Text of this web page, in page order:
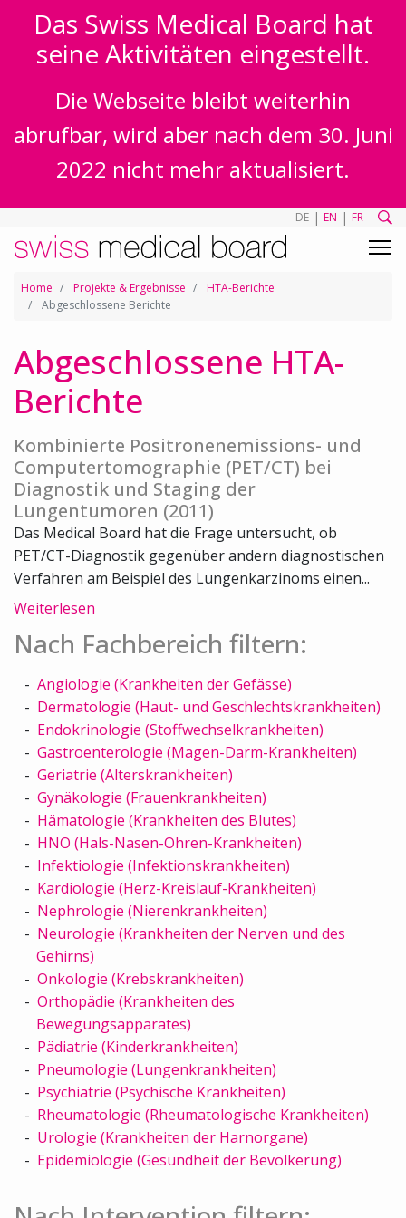
Das Swiss Medical Board hat
seine Aktivitäten eingestellt.
Die Webseite bleibt weiterhin
abrufbar, wird aber nach dem 30. Juni
2022 nicht mehr aktualisiert.
DE | EN | FR
Home Projekte & Ergebnisse
HTA-Berichte
Abgeschlossene Berichte
Abgeschlossene HTA-
Berichte
Kombinierte Positronenemissions- und
Computertomographie (PET/CT) bei
Diagnostik und Staging der
Lungentumoren (2011)
Das Medical Board hat die Frage untersucht, ob
PET/CT-Diagnostik gegenüber andern diagnostischen
Verfahren am Beispiel des Lungenkarzinoms einen...
Weiterlesen
Nach Fachbereich filtern:
Angiologie (Krankheiten der Gefässe)
Dermatologie (Haut- und Geschlechtskrankheiten)
Endokrinologie (Stoffwechselkrankheiten)
Gastroenterologie (Magen-Darm-Krankheiten)
Geriatrie (Alterskrankheiten)
Gynäkologie (Frauenkrankheiten)
Hämatologie (Krankheiten des Blutes)
HNO (Hals-Nasen-Ohren-Krankheiten)
Infektiologie (Infektionskrankheiten)
Kardiologie (Herz-Kreislauf-Krankheiten)
Nephrologie (Nierenkrankheiten)
Neurologie (Krankheiten der Nerven und des
Gehirns)
Onkologie (Krebskrankheiten)
Orthopädie (Krankheiten des
Bewegungsapparates)
Pädiatrie (Kinderkrankheiten)
Pneumologie (Lungenkrankheiten)
Psychiatrie (Psychische Krankheiten)
Rheumatologie (Rheumatologische Krankheiten)
Urologie (Krankheiten der Harnorgane)
Epidemiologie (Gesundheit der Bevölkerung)